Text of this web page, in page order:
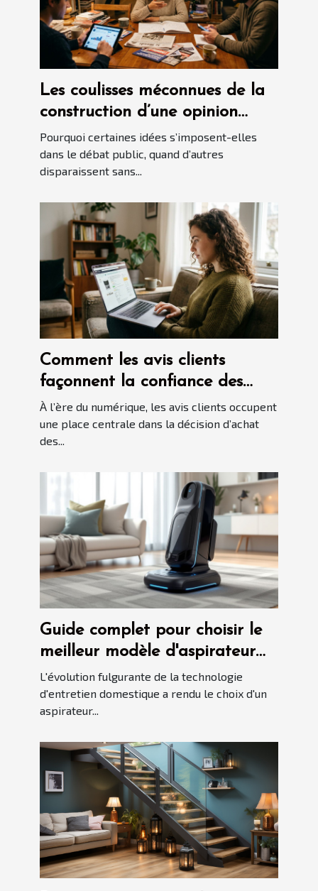
Les coulisses méconnues de la
construction d’une opinion
politique
Pourquoi certaines idées s’imposent-elles
dans le débat public, quand d’autres
disparaissent sans...
Comment les avis clients
façonnent la confiance des
consommateurs en ligne ?
À l’ère du numérique, les avis clients occupent
une place centrale dans la décision d’achat
des...
Guide complet pour choisir le
meilleur modèle d'aspirateur
automatisé en 2025
L'évolution fulgurante de la technologie
d'entretien domestique a rendu le choix d'un
aspirateur...